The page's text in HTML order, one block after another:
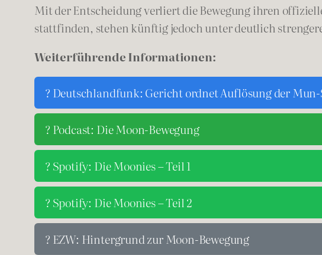
Mit der Entscheidung verliert die Bewegung ihren
stattfinden, stehen künftig jedoch unter deutlich
Weiterführende Informationen:
? Deutschlandfunk: Gericht ordnet Auflösung der Mun-
? Podcast: Die Moon-Bewegung
? Spotify: Die Moonies – Teil 1
? Spotify: Die Moonies – Teil 2
? EZW: Hintergrund zur Moon-Bewegung